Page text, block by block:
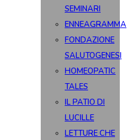
SEMINARI
ENNEAGRAMMA
FONDAZIONE
SALUTOGENESI
HOMEOPATIC
TALES
IL PATIO DI
LUCILLE
LETTURE CHE